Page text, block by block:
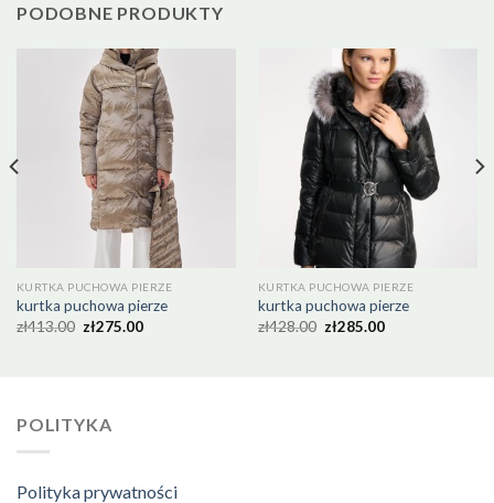
PODOBNE PRODUKTY
KURTKA PUCHOWA PIERZE
kurtka puchowa pierze
zł413.00 zł275.00
KURTKA PUCHOWA PIERZE
kurtka puchowa pierze
zł428.00 zł285.00
POLITYKA
Polityka prywatności